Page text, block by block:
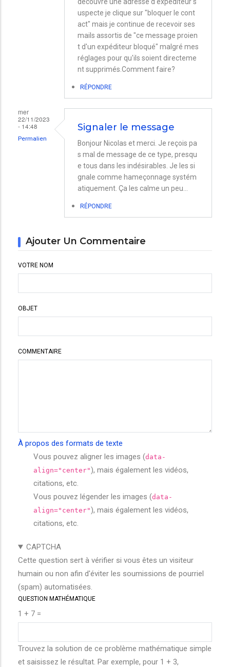
uspecte je clique sur "bloquer le cont
act" mais je continue de recevoir ses
mails assortis de "ce message proien
t d'un expéditeur bloqué" malgré mes
réglages pour qu'ils soient directeme
nt supprimés.Comment faire?
RÉPONDRE
mer
22/11/2023
- 14:48
Permalien
Signaler le message
Bonjour Nicolas et merci. Je reçois pa
s mal de message de ce type, presqu
e tous dans les indésirables. Je les si
gnale comme hameçonnage systém
atiquement. Ça les calme un peu...
RÉPONDRE
Ajouter Un Commentaire
VOTRE NOM
OBJET
COMMENTAIRE
À propos des formats de texte
Vous pouvez aligner les images (data-
align="center"), mais également les vidéos,
citations, etc.
Vous pouvez légender les images (data-
align="center"), mais également les vidéos,
citations, etc.
CAPTCHA
Cette question sert à vérifier si vous êtes un visiteur
humain ou non afin d'éviter les soumissions de pourriel
(spam) automatisées.
QUESTION MATHÉMATIQUE
1 + 7 =
Trouvez la solution de ce problème mathématique simple
et saisissez le résultat. Par exemple, pour 1 + 3,